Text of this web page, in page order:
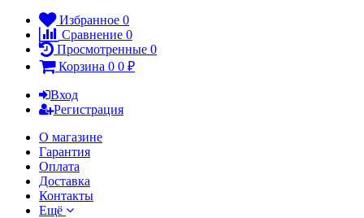
Избранное 0
Сравнение 0
Просмотренные 0
Корзина 0 0 ₽
Вход
Регистрация
О магазине
Гарантия
Оплата
Доставка
Контакты
Ещё